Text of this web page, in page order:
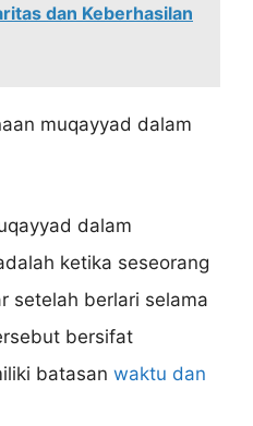
dan Keberhasilan
muqayyad dalam
dalam
ketika seseorang
setelah berlari selama
bersifat
batasan waktu dan